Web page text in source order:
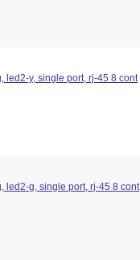
led2-y, single port, rj-45 8 cont
led2-g, single port, rj-45 8 cont